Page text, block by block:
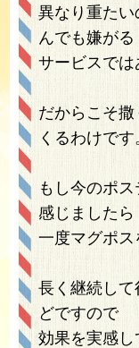
異なり重た
んでも嫌がる
サービスでは
だからこそ
くるわけです
もし今のポ
感じましたら
一度マグポス
長く継続し
どですので
効果を実感し